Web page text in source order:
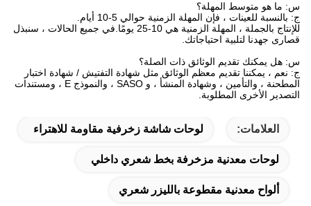
س: ما هو متوسط ​​المهلة؟
ج: بالنسبة للعينات ، فإن المهلة الزمنية حوالي 5-10 أيام.
للإنتاج بالجملة ، المهلة الزمنية هي 10-25 يومًا.في جميع الحالات ، سنبذل
قصارى جهدنا لتلبية احتياجاتك.
س: هل يمكنك تقديم الوثائق ذات الصلة؟
ج: نعم ، يمكننا تقديم معظم الوثائق مثل شهادة التفتيش / شهادة اختبار
المطحنة ، والتأمين ، وشهادة المنشأ ، و SASO ، والنموذج E ، ومستندات
التصدير الأخرى المطلوبة.
العلامات: لوحات شاشة زخرفية مقاومة للاهتراء
لوحات معدنية مزخرفة بخط شعري داخلي
ألواح معدنية مقطوعة بالليزر شعري